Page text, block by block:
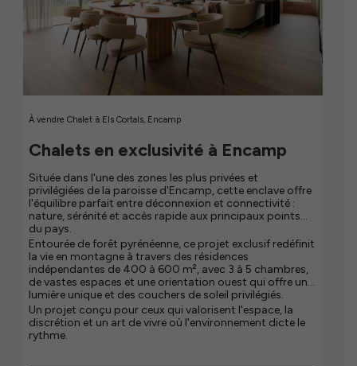
À vendreChalet à Els Cortals, Encamp
Chalets en exclusivité à Encamp
Située dans l'une des zones les plus privées et
privilégiées de la paroisse d'Encamp, cette enclave offre
l'équilibre parfait entre déconnexion et connectivité :
nature, sérénité et accès rapide aux principaux points
du pays.
Entourée de forêt pyrénéenne, ce projet exclusif redéfinit
la vie en montagne à travers des résidences
indépendantes de 400 à 600 m², avec 3 à 5 chambres,
de vastes espaces et une orientation ouest qui offre une
lumière unique et des couchers de soleil privilégiés.
Un projet conçu pour ceux qui valorisent l'espace, la
discrétion et un art de vivre où l'environnement dicte le
rythme.